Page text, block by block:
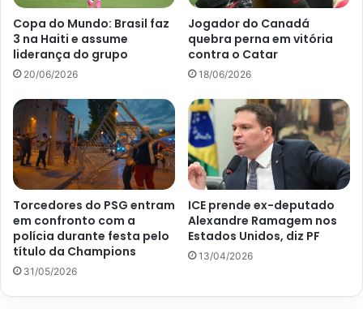
Copa do Mundo: Brasil faz
3 na Haiti e assume
liderança do grupo
20/06/2026
Jogador do Canadá
quebra perna em vitória
contra o Catar
18/06/2026
Torcedores do PSG entram
em confronto com a
polícia durante festa pelo
título da Champions
31/05/2026
ICE prende ex-deputado
Alexandre Ramagem nos
Estados Unidos, diz PF
13/04/2026